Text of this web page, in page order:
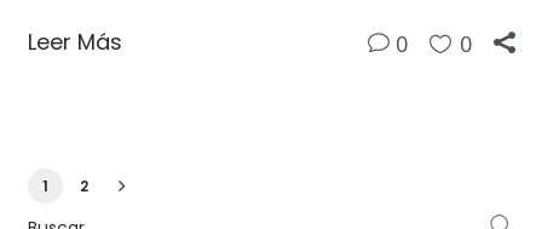
Leer Más 0 0
1 2